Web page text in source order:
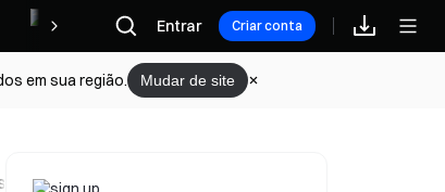
Recompensas
Entrar Criar conta
em sua região. Mudar de site
e 10 meses